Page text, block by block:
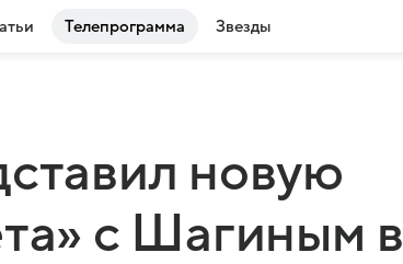
Телепрограмма Звезды
новую
с Шагиным в